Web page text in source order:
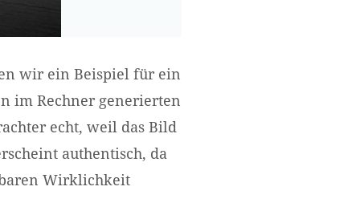
wir ein Beispiel für ein
im Rechner generierten
echt, weil das Bild
authentisch, da
Wirklichkeit